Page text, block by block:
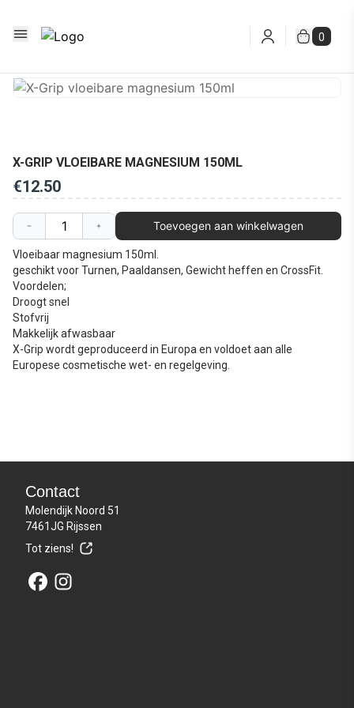
Login 0
X-GRIP VLOEIBARE MAGNESIUM 150ML
Productprijs
€12.50
Toevoegen aan winkelwagen
Vloeibaar magnesium 150ml.
geschikt voor Turnen, Paaldansen, Gewicht heffen en CrossFit.
Voordelen;
Droogt snel
Stofvrij
Makkelijk afwasbaar
X-Grip wordt geproduceerd in Europa en voldoet aan alle
Europese cosmetische wet- en regelgeving.
Contact
Molendijk Noord 51
7461JG Rijssen
Tot ziens!
Bezoek onze Facebook-pagina
Bezoek onze Instagram-pagina